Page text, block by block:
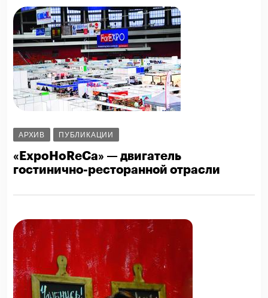
АРХИВ ПУБЛИКАЦИИ
«ExpoHoReCa» — двигатель
гостинично-ресторанной отрасли